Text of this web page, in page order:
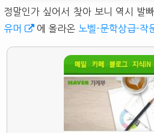
정말인가 싶어서 찾아 보니 역시 발
유머
에 올라온 노벨-문학상급-작